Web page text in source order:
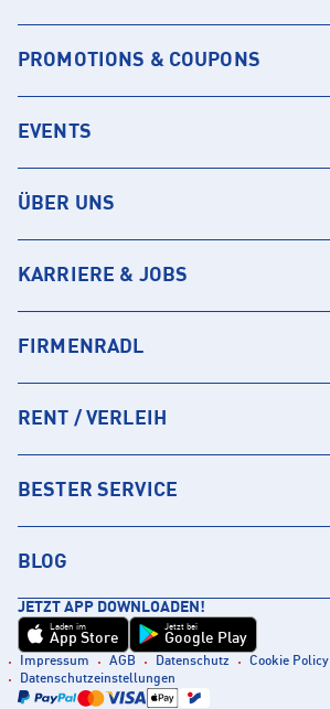
PROMOTIONS & COUPONS
EVENTS
ÜBER UNS
KARRIERE & JOBS
FIRMENRADL
RENT / VERLEIH
BESTER SERVICE
BLOG
JETZT APP DOWNLOADEN!
Laden im
App Store
Jetzt bei
Google Play
Impressum AGB Datenschutz
Cookie Policy
Datenschutzeinstellungen